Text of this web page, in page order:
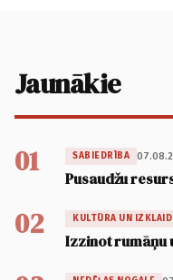
Jaunākie
01 SABIEDRĪBA
Pusaudžu
02 KULTŪRA UN
Izzinot rumāņu